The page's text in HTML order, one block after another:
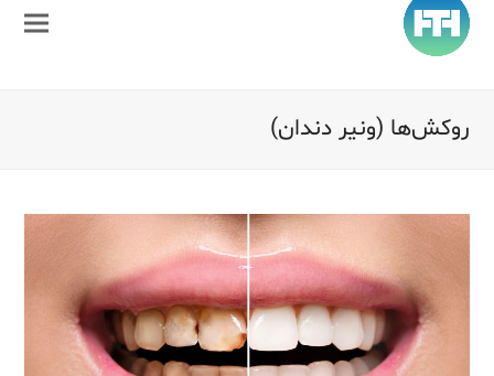
روکش‌ها (ونیر دندان)